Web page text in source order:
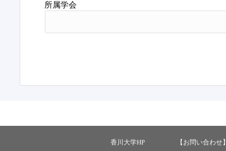
所属学会
香川大学HP 【お問い合わせ